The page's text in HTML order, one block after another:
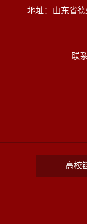
地址：山东省
联
高校